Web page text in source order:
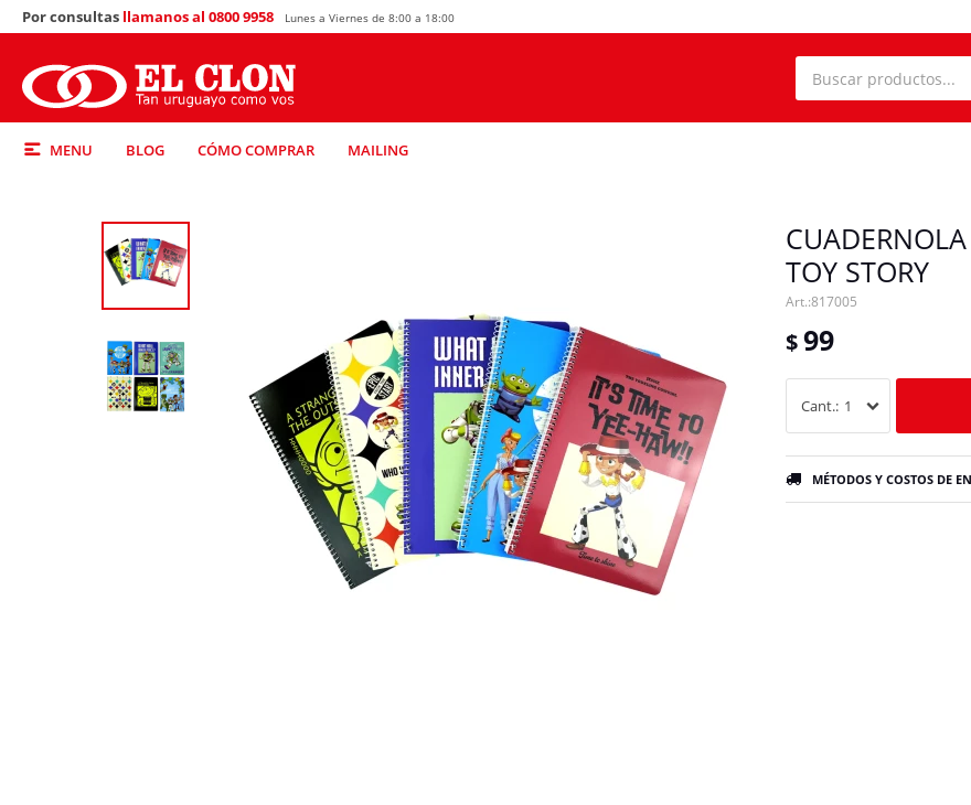
MENU BLOG CÓMO COMPRAR MAILING
Por consultas llamanos al 0800 9958 Lunes a Viernes de 8:00 a 18:00
TOY STORY
817005
$99
1
MÉTODOS Y COSTOS DE